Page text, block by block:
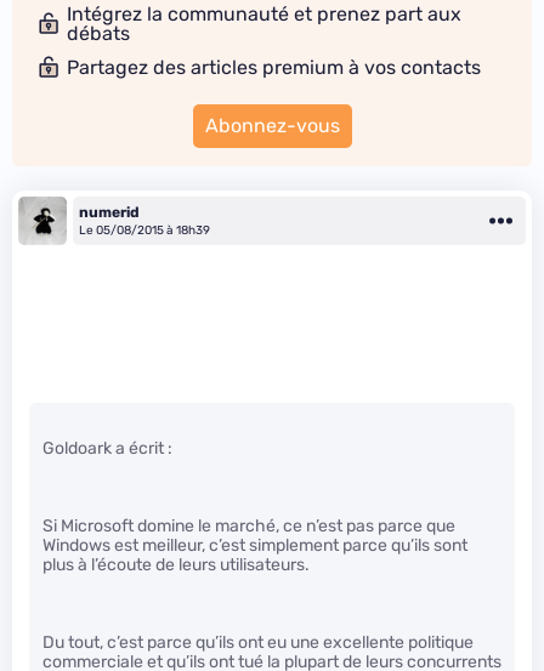
Intégrez la communauté et prenez part aux
débats
Partagez des articles premium à vos contacts
Abonnez-vous
numerid
Le 05/08/2015 à 18h39
Goldoark a écrit :
Si Microsoft domine le marché, ce n’est pas parce que
Windows est meilleur, c’est simplement parce qu’ils sont
plus à l’écoute de leurs utilisateurs.
Du tout, c’est parce qu’ils ont eu une excellente politique
commerciale et qu’ils ont tué la plupart de leurs concurrents